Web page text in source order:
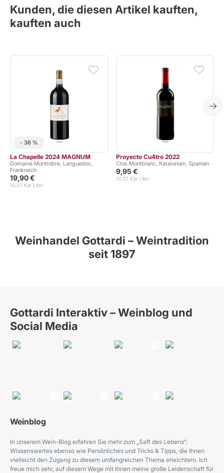
Kunden, die diesen Artikel kauften,
kauften auch
- 36 %
La Chapelle 2024 MAGNUM
Domaine Montlobre, Languedoc,
Frankreich
19,90 €
je Liter
13,27 €
Proyecto Cu4tro 2022
Clos Montblanc, Katalonien, Spanien
9,95 €
je Liter
13,27 €
Weinhandel Gottardi – Weintradition
seit 1897
Gottardi Interaktiv – Weinblog und
Social Media
Weinblog
In unserem Wein-Blog erfahren Sie mehr zum „Saft des Lebens“:
Wissenswertes ebenso wie Persönliches und Tricks & Tipps, die Ihnen
vielleicht den Zugang zu diesem umfangreichen Thema erleichtern. Ich
freue mich sehr, auf diesem Wege mit Ihnen meine große Leidenschaft für